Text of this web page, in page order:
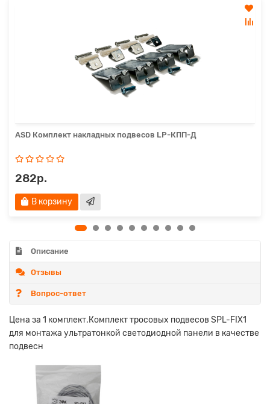
ASD Комплект накладных подвесов LP-КПП-Д
282р.
В корзину
Описание
Отзывы
Вопрос-ответ
Цена за 1 комплект.Комплект тросовых подвесов SPL-FIX1
для монтажа ультратонкой светодиодной панели в качестве
подвесн